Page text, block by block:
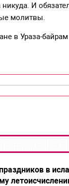
И
молитвы.
в Ураза-
в